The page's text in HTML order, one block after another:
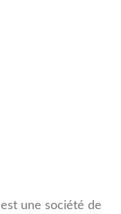
est une société de